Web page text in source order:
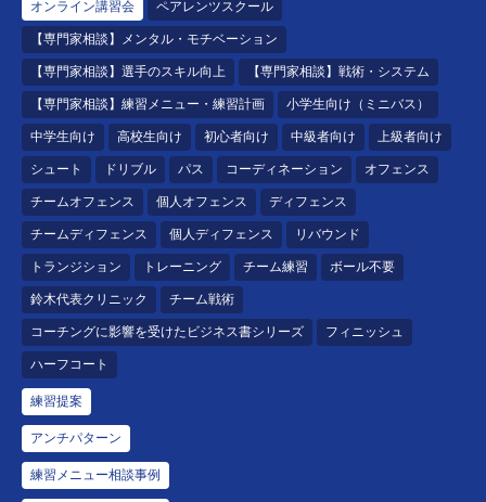
オンライン講習会 ペアレンツスクール
【専門家相談】メンタル・モチベーション
【専門家相談】選手のスキル向上 【専門家相談】戦術・システム
【専門家相談】練習メニュー・練習計画 小学生向け（ミニバス）
中学生向け 高校生向け 初心者向け 中級者向け 上級者向け
シュート ドリブル パス コーディネーション オフェンス
チームオフェンス 個人オフェンス ディフェンス
チームディフェンス 個人ディフェンス リバウンド
トランジション トレーニング チーム練習 ボール不要
鈴木代表クリニック チーム戦術
コーチングに影響を受けたビジネス書シリーズ フィニッシュ
ハーフコート
練習提案
アンチパターン
練習メニュー相談事例